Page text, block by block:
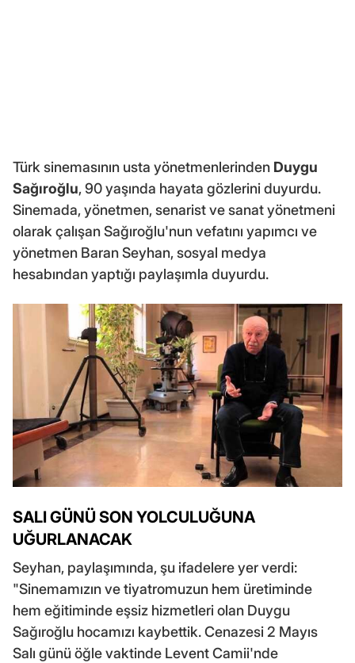
Türk sinemasının usta yönetmenlerinden Duygu
Sağıroğlu, 90 yaşında hayata gözlerini duyurdu.
Sinemada, yönetmen, senarist ve sanat yönetmeni
olarak çalışan Sağıroğlu'nun vefatını yapımcı ve
yönetmen Baran Seyhan, sosyal medya
hesabından yaptığı paylaşımla duyurdu.
SALI GÜNÜ SON YOLCULUĞUNA
UĞURLANACAK
Seyhan, paylaşımında, şu ifadelere yer verdi:
"Sinemamızın ve tiyatromuzun hem üretiminde
hem eğitiminde eşsiz hizmetleri olan Duygu
Sağıroğlu hocamızı kaybettik. Cenazesi 2 Mayıs
Salı günü öğle vaktinde Levent Camii'nde